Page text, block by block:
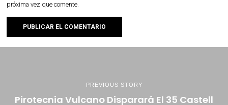
próxima vez que comente.
PREVIOUS STORY
Pirotecnia Vulcano Disparará El 35 Castell